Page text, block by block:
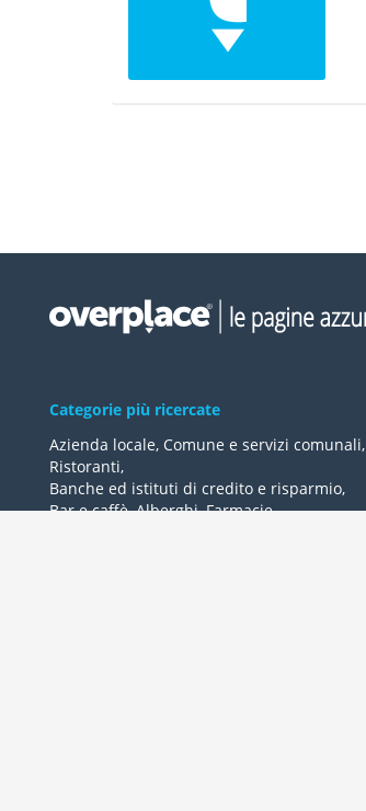
Categorie più ricercate
Azienda locale, Comune e servizi comunali,
Ristoranti,
Banche ed istituti di credito e risparmio,
Bar e caffè,Alberghi,Farmacie,